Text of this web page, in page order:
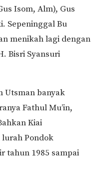
Isom, Alm), Gus
Sepeninggal Bu
menikah lagi dengan
Bisri Syansuri
Utsman banyak
Fathul Mu’in,
Kiai
Pondok
tahun 1985 sampai